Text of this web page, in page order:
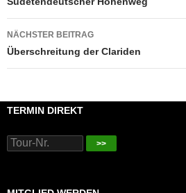
NÄCHSTER BEITRAG
Überschreitung der Clariden
TERMIN DIREKT
>>